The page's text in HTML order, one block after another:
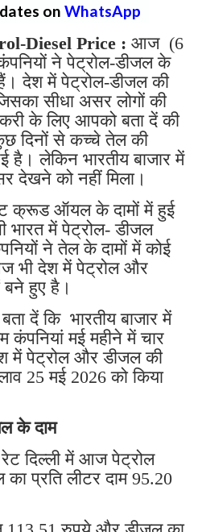
on WhatsApp
Diesel Price : आज (6
ने पेट्रोल-डीजल के
हैं। देश में पेट्रोल-डीजल की
सीधा असर लोगों की
के लिए आपको बता दें की
दिनों से कच्चे तेल की
है। लेकिन भारतीय बाजार में
देखने को नहीं मिला।
क्रूड ऑयल के दामों में हुई
भारत में पेट्रोल- डीजल
ने तेल के दामों में कोई
भी देश में पेट्रोल और
बने हुए है।
दें कि भारतीय बाजार में
कंपनियां मई महीने में चार
में पेट्रोल और डीजल की
25 मई 2026 को किया
के दाम
दिल्ली में आज पेट्रोल
प्रति लीटर दाम 95.20